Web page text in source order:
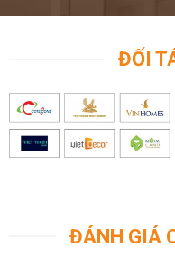
ĐỐI
ĐÁNH GIÁ